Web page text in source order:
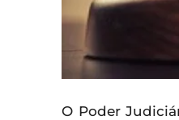
O Poder